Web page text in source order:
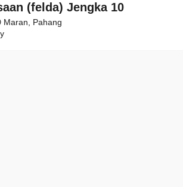
(felda) Jengka 10
Maran, Pahang